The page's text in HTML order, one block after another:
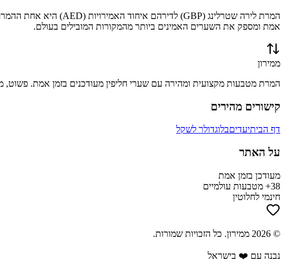
המרת לירה שטרלינג (
GBP) לדירהם איחוד האמירויות (
AED) היא אחת
אמת ומספק את השערים האמינים ביותר מהמקורות המובילים בעולם.
ממירון
המרת מטבעות מקצועית ומהירה עם שערי חליפין מעודכנים בזמן אמת. פשוט,
קישורים מהירים
דף הביתיעדיםבלוגדולר לשקל
על האתר
מעודכן בזמן אמת
38+ מטבעות עולמיים
חינמי לחלוטין
©
2026 ממירון. כל הזכויות שמורות.
נבנה עם ❤️ בישראל